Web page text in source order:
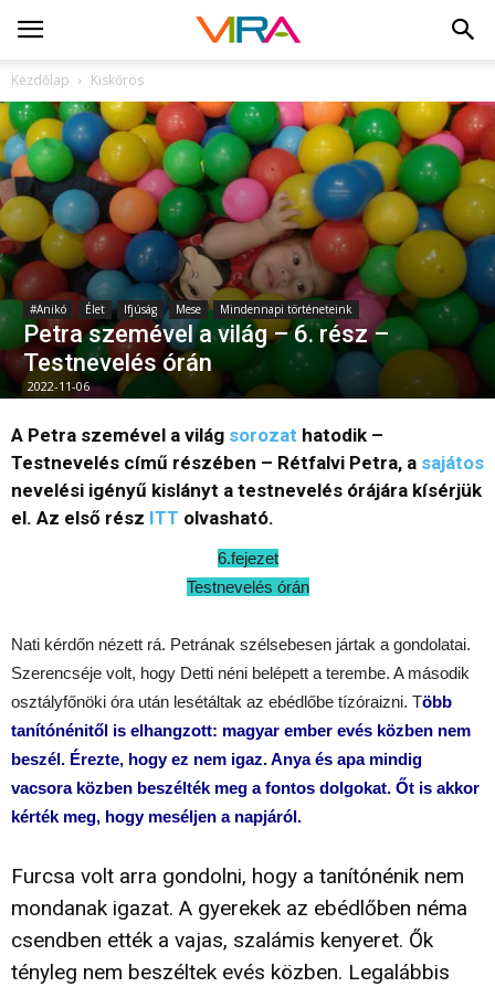
Kezdőlap Kiskőrös
#Anikó Élet Ifjúság Mese Mindennapi történeteink
Petra szemével a világ – 6. rész –
Testnevelés órán
2022-11-06
A Petra szemével a világ sorozat hatodik –
Testnevelés című részében – Rétfalvi Petra, a sajátos
nevelési igényű kislányt a testnevelés órájára kísérjük
el. Az első rész ITT olvasható.
6.fejezet
Testnevelés órán
Nati kérdőn nézett rá. Petrának szélsebesen jártak a gondolatai.
Szerencséje volt, hogy Detti néni belépett a terembe. A második
osztályfőnöki óra után lesétáltak az ebédlőbe tízóraizni. Több
tanítónénitől is elhangzott: magyar ember evés közben nem
beszél. Érezte, hogy ez nem igaz. Anya és apa mindig
vacsora közben beszélték meg a fontos dolgokat. Őt is akkor
kérték meg, hogy meséljen a napjáról.
Furcsa volt arra gondolni, hogy a tanítónénik nem
mondanak igazat. A gyerekek az ebédlőben néma
csendben ették a vajas, szalámis kenyeret. Ők
tényleg nem beszéltek evés közben. Legalábbis